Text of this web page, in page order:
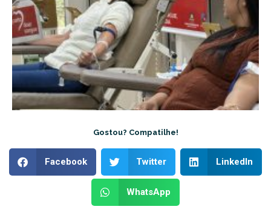
Gostou? Compatilhe!
Facebook Twitter LinkedIn
WhatsApp